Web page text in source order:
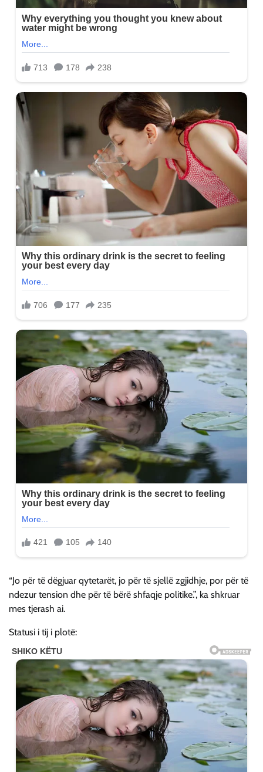
“Jo për të dëgjuar qytetarët, jo për të sjellë zgjidhje, por për të
ndezur tension dhe për të bërë shfaqje politike.”, ka shkruar
mes tjerash ai.
Statusi i tij i plotë: